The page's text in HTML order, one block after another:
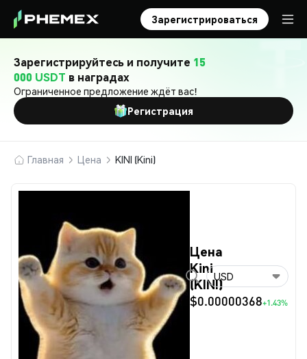
Зарегистрироваться
Зарегистрируйтесь и получите 15
000 USDT в наградах
Ограниченное предложение ждёт вас!
Регистрация
Главная Цена KINI (Kini)
Цена
Kini
(KINI)
$0.00000368+1.43%
USD